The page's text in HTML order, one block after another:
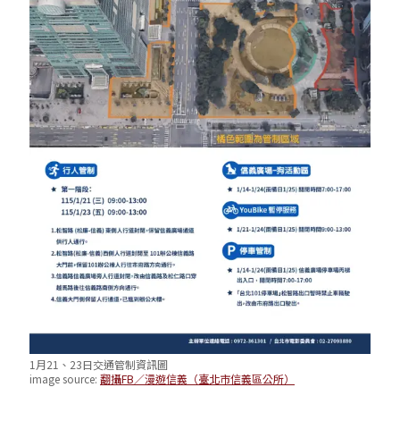
1月21、23日交通管制資訊圖
image source: 翻攝FB／漫遊信義（臺北市信義區公所）